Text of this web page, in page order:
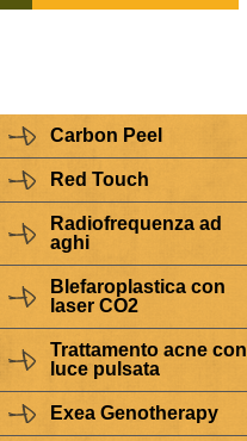
Carbon Peel
Red Touch
Radiofrequenza ad
aghi
Blefaroplastica con
laser CO2
Trattamento acne con
luce pulsata
Exea Genotherapy